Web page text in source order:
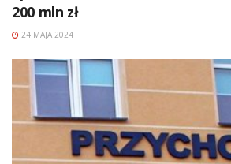
200 mln zł
24 MAJA 2024